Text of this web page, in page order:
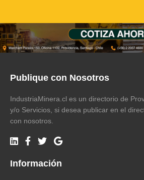
Publique con Nosotros
IndustriaMinera.cl es un directorio de
y/o Servicios, si desea publicar en el
con nosotros.
Información